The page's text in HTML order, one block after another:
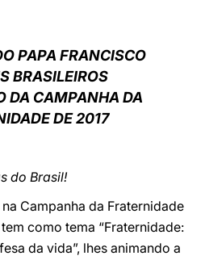
中文
LATINE
PAPA FRANCISCO
BRASILEIROS
DA CAMPANHA DA
DE 2017
do Brasil!
Campanha da Fraternidade
como tema “Fraternidade:
da vida”, lhes animando a